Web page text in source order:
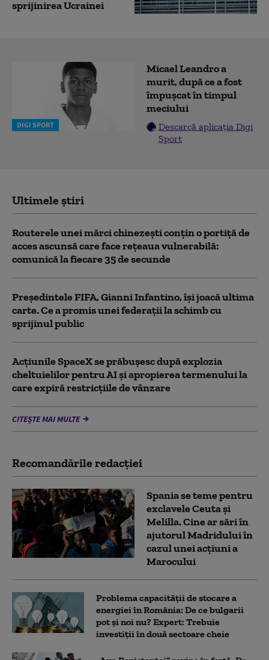
sprijinirea Ucrainei
DIGI SPORT
Micael Leandro a
murit, după ce a fost
împușcat în timpul
meciului
Descarcă aplicația Digi
Sport
Ultimele știri
Routerele unei mărci chinezești conțin o portiță de
acces ascunsă care face rețeaua vulnerabilă:
comunică la fiecare 35 de secunde
Președintele FIFA, Gianni Infantino, îşi joacă ultima
carte. Ce a promis unei federații la schimb cu
sprijinul public
Acţiunile SpaceX se prăbuşesc după explozia
cheltuielilor pentru AI şi apropierea termenului la
care expiră restricţiile de vânzare
CITEȘTE MAI MULTE
Recomandările redacţiei
Spania se teme pentru
exclavele Ceuta și
Melilla. Cine ar sări în
ajutorul Madridului în
cazul unei acțiuni a
Marocului
Problema capacității de stocare a
energiei în România: De ce bulgarii
pot și noi nu? Expert: Trebuie
investiții în două sectoare cheie